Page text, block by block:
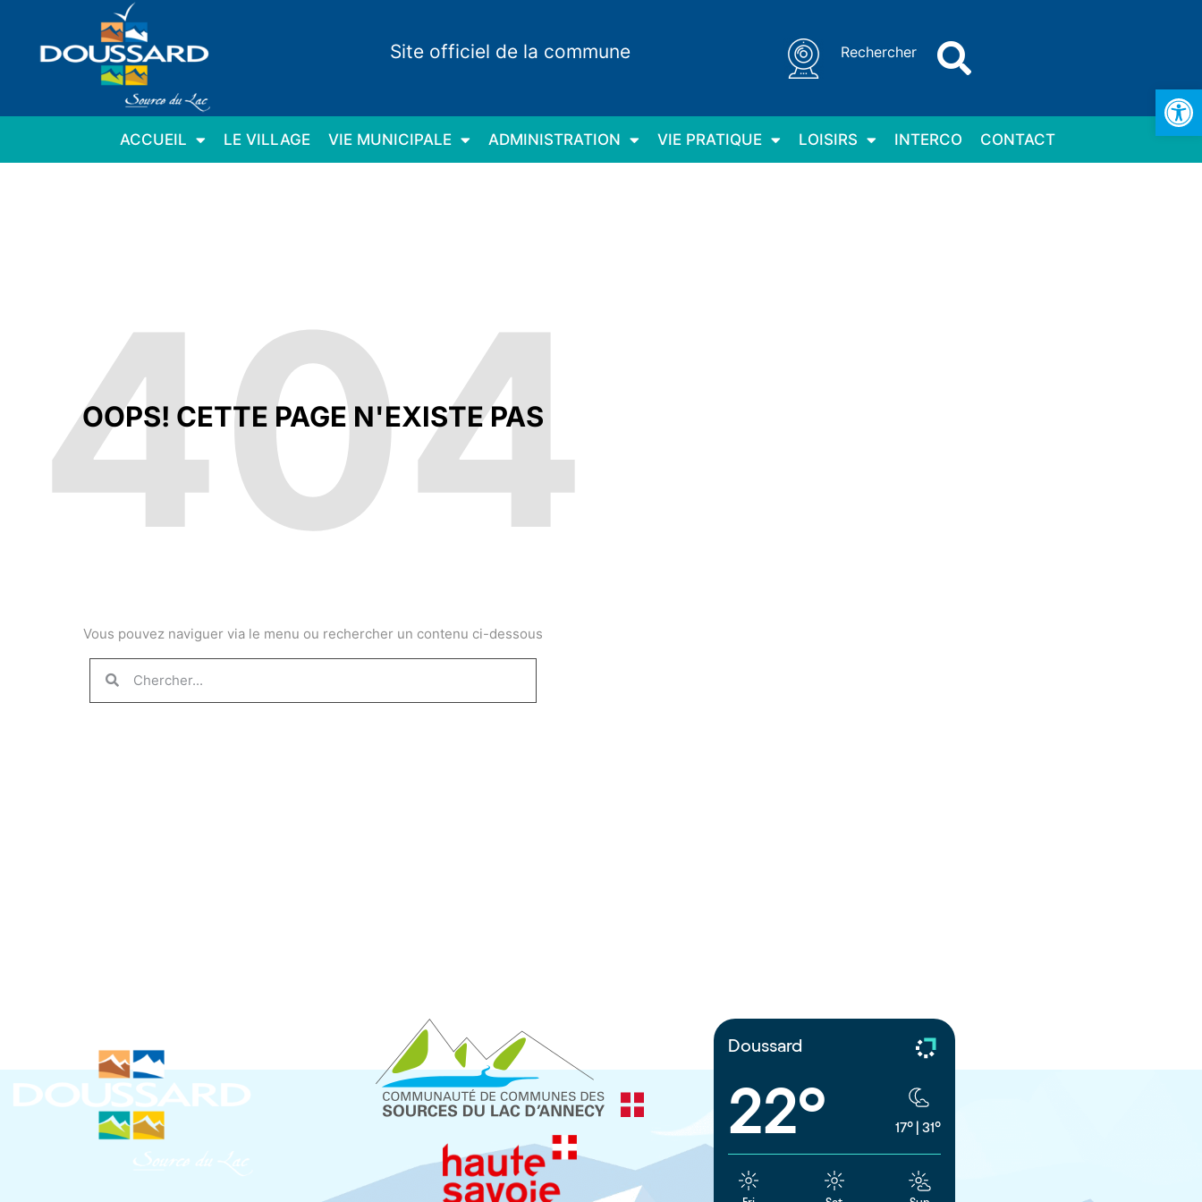
Site officiel de la commune Rechercher
ACCUEIL LE VILLAGE VIE MUNICIPALE ADMINISTRATION VIE PRATIQUE LOISIRS INTERCO CONTACT
404
OOPS! CETTE PAGE N'EXISTE PAS
Vous pouvez naviguer via le menu ou rechercher un contenu ci-dessous
Doussard
22° 17°| 31°
Panneau de gestion des cookies